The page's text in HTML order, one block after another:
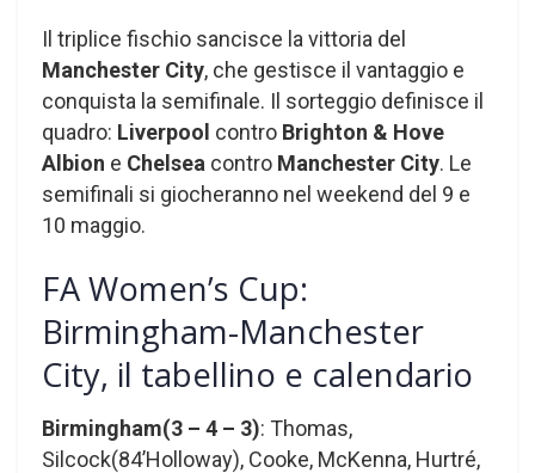
Il triplice fischio sancisce la vittoria del
Manchester City, che gestisce il vantaggio e
conquista la semifinale. Il sorteggio definisce il
quadro: Liverpool contro Brighton & Hove
Albion e Chelsea contro Manchester City. Le
semifinali si giocheranno nel weekend del 9 e
10 maggio.
FA Women’s Cup:
Birmingham-Manchester
City, il tabellino e calendario
Birmingham(3 – 4 – 3): Thomas,
Silcock(84’Holloway), Cooke, McKenna, Hurtré,